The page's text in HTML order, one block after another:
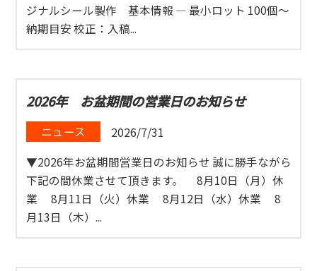
ジナルシール製作 基本情報 ― 最小ロット 100個〜
納期目安 校正：入稿...
2026年 お盆期間の営業日のお知らせ
ニュース
2026/7/31
▼2026年お盆期間営業日のお知らせ 誠に勝手ながら
下記の間休業させて頂きます。 8月10日（月）休
業 8月11日（火）休業 8月12日（水）休業 8
月13日（木）...